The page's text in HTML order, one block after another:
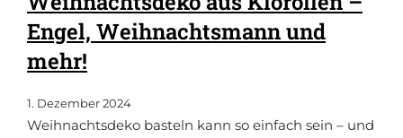
Engel, Weihnachtsmann und
mehr!
1. Dezember 2024
Weihnachtsdeko basteln kann so einfach sein – und